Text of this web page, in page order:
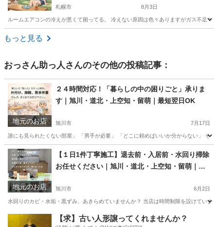
札幌市 8月3日
ルームエアコンの冷えが悪くて困ってる。 冷えない原因は色々ありますがガス不足
北海道 札幌市
もっと見る
おっさん助っ人さんのその他の投稿記事：
地元のお店
２４時間対応！「暮らしの中の困りごと」承りま
す｜旭川・道北・上空知・留萌｜最短翌日OK
旭川市 7月17日
誰にも見られたくない部屋」 「男手が必要」 「どこに頼めばいいか分からない」 そ
北海道 旭川市 生活トラブル 無料
地元のお店
【１日1件丁寧施工】退去前・入居前・水回り掃除
お任せください｜旭川・道北・上空知・留萌｜最
旭川市 6月2日
水回りのカビ・水垢・黒ずみ、あきらめていませんか？ 当店は時間制限を設けてい
その他 おっさん
【求】古い人形譲ってくれませんか？